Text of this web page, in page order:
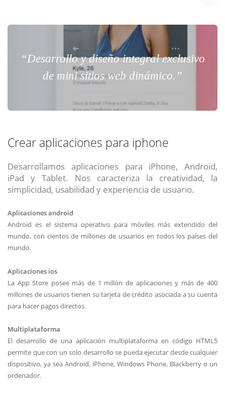
“Desarrollo y diseño integral exclusivo
de mini sitios web dinámico.”
Crear aplicaciones para iphone
Desarrollamos aplicaciones para iPhone, Android,
iPad y Tablet. Nos caracteriza la creatividad, la
simplicidad, usabilidad y experiencia de usuario.
Aplicaciones android
Android es el sistema operativo para móviles más extendido del
mundo, con cientos de millones de usuarios en todos los países del
mundo.
Aplicaciones ios
La App Store posee más de 1 millón de aplicaciones y más de 400
millones de usuarios tienen su tarjeta de crédito asociada a su cuenta
para hacer pagos directos.
Multiplataforma
El desarrollo de una aplicación multiplataforma en código HTML5
permite que con un solo desarrollo se pueda ejecutar desde cualquier
dispositivo, ya sea Android, iPhone, Windows Phone, Blackberry o un
ordenador.